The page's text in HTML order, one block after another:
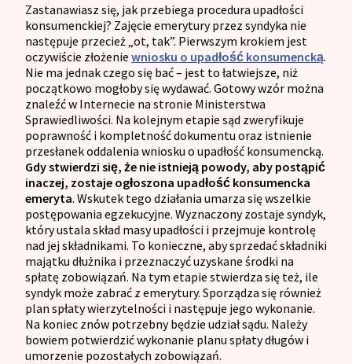
Zastanawiasz się, jak przebiega procedura upadłości
konsumenckiej? Zajęcie emerytury przez syndyka nie
następuje przecież „ot, tak”. Pierwszym krokiem jest
oczywiście złożenie wniosku o upadłość konsumencką.
Nie ma jednak czego się bać – jest to łatwiejsze, niż
początkowo mogłoby się wydawać. Gotowy wzór można
znaleźć w Internecie na stronie Ministerstwa
Sprawiedliwości. Na kolejnym etapie sąd zweryfikuje
poprawność i kompletność dokumentu oraz istnienie
przesłanek oddalenia wniosku o upadłość konsumencką.
Gdy stwierdzi się, że nie istnieją powody, aby postąpić
inaczej, zostaje ogłoszona upadłość konsumencka
emeryta. Wskutek tego działania umarza się wszelkie
postępowania egzekucyjne. Wyznaczony zostaje syndyk,
który ustala skład masy upadłości i przejmuje kontrolę
nad jej składnikami. To konieczne, aby sprzedać składniki
majątku dłużnika i przeznaczyć uzyskane środki na
spłatę zobowiązań. Na tym etapie stwierdza się też, ile
syndyk może zabrać z emerytury. Sporządza się również
plan spłaty wierzytelności i następuje jego wykonanie.
Na koniec znów potrzebny będzie udział sądu. Należy
bowiem potwierdzić wykonanie planu spłaty długów i
umorzenie pozostałych zobowiązań.